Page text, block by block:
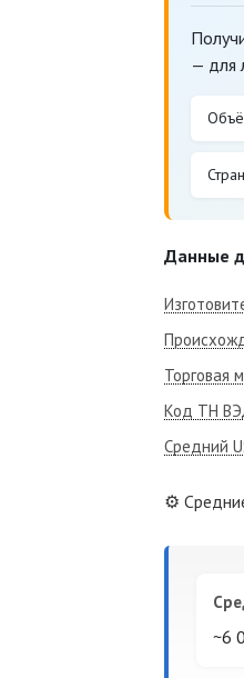
— для
Данные
Торговая
Код ТН
Средний
⚙️
~6